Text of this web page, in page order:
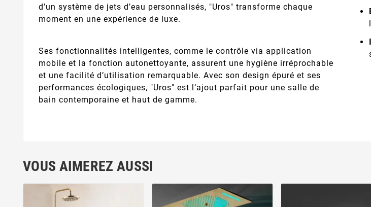
d’un système de jets d’eau personnalisés, "Uros" transforme chaque
moment en une expérience de luxe.
Ses fonctionnalités intelligentes, comme le contrôle via application
mobile et la fonction autonettoyante, assurent une hygiène irréprochable
et une facilité d’utilisation remarquable. Avec son design épuré et ses
performances écologiques, "Uros" est l’ajout parfait pour une salle de
bain contemporaine et haut de gamme.
VOUS AIMEREZ AUSSI